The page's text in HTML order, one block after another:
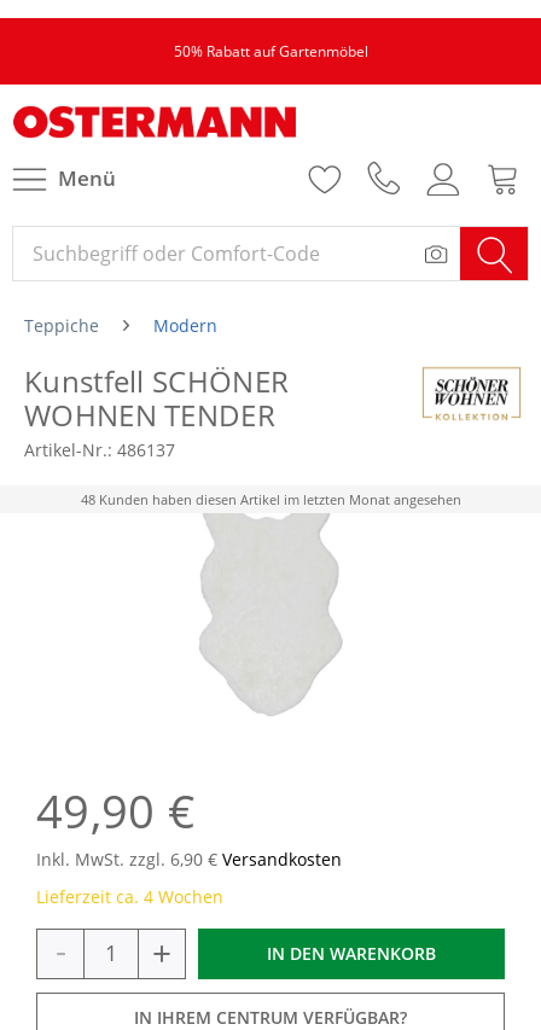
50% Rabatt auf Gartenmöbel
Menü
Teppiche Modern
Kunstfell SCHÖNER
WOHNEN TENDER
Artikel-Nr.: 486137
48 Kunden haben diesen Artikel im letzten Monat angesehen
49,90 €
Inkl. MwSt. zzgl. 6,90 € Versandkosten
Lieferzeit ca. 4 Wochen
- + IN DEN WARENKORB
IN IHREM CENTRUM VERFÜGBAR?